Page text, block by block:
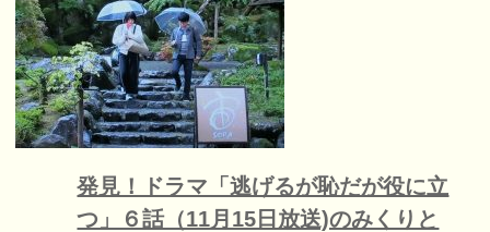
発見！ドラマ「逃げるが恥だが役に立
つ」６話（11月15日放送)のみくりと